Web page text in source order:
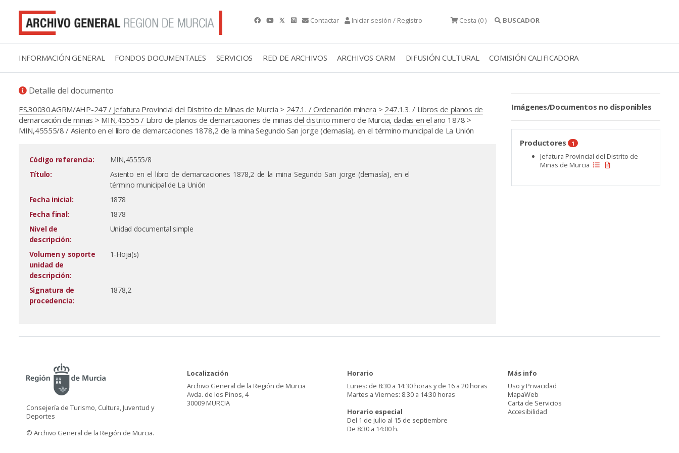
Contactar Iniciar sesión / Registro Cesta (0 ) BUSCADOR
INFORMACIÓN GENERAL FONDOS DOCUMENTALES SERVICIOS RED DE ARCHIVOS ARCHIVOS CARM DIFUSIÓN CULTURAL COMISIÓN CALIFICADORA
Detalle del documento
ES.30030.AGRM/AHP-247 / Jefatura Provincial del Distrito de Minas de Murcia > 247.1. / Ordenación minera > 247.1.3. / Libros de planos de
demarcación de minas > MIN,45555 / Libro de planos de demarcaciones de minas del distrito minero de Murcia, dadas en el año 1878 >
MIN,45555/8 / Asiento en el libro de demarcaciones 1878,2 de la mina Segundo San jorge (demasía), en el término municipal de La Unión
Código referencia:
MIN,45555/8
Título:
Asiento en el libro de demarcaciones 1878,2 de la mina Segundo San jorge (demasía), en el
término municipal de La Unión
Fecha inicial:
1878
Fecha final:
1878
Nivel de
descripción:
Unidad documental simple
Volumen y soporte
unidad de
descripción:
1-Hoja(s)
Signatura de
procedencia:
1878,2
Imágenes/Documentos no disponibles
Productores 1
Jefatura Provincial del Distrito de
Minas de Murcia
Consejería de Turismo, Cultura, Juventud y
Deportes
© Archivo General de la Región de Murcia.
Localización
Archivo General de la Región de Murcia
Avda. de los Pinos, 4
30009 MURCIA
Horario
Lunes: de 8:30 a 14:30 horas y de 16 a 20 horas
Martes a Viernes: 8:30 a 14:30 horas
Horario especial
Del 1 de julio al 15 de septiembre
De 8:30 a 14:00 h.
Más info
Uso y Privacidad
MapaWeb
Carta de Servicios
Accesibilidad